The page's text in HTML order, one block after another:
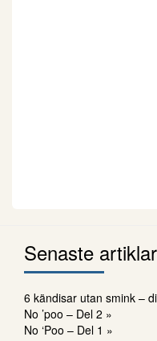
Senaste
6 kändisar utan smink –
No ’poo – Del 2 »
No ‘Poo – Del 1 »